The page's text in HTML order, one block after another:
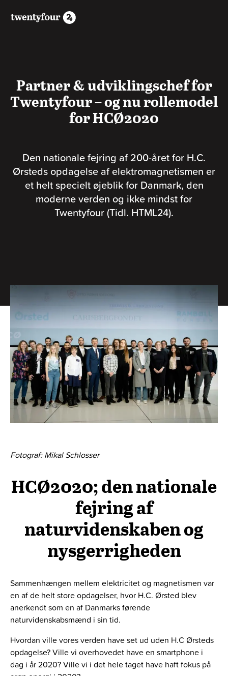
Partner & udviklingschef for
Twentyfour – og nu rollemodel
for HCØ2020
Den nationale fejring af 200-året for H.C.
Ørsteds opdagelse af elektromagnetismen er
et helt specielt øjeblik for Danmark, den
moderne verden og ikke mindst for
Twentyfour (Tidl. HTML24).
Fotograf: Mikal Schlosser
HCØ2020; den nationale
fejring af
naturvidenskaben og
nysgerrigheden
Sammenhængen mellem elektricitet og magnetismen var
en af de helt store opdagelser, hvor H.C. Ørsted blev
anerkendt som en af Danmarks førende
naturvidenskabsmænd i sin tid.
Hvordan ville vores verden have set ud uden H.C Ørsteds
opdagelse? Ville vi overhovedet have en smartphone i
dag i år 2020? Ville vi i det hele taget have haft fokus på